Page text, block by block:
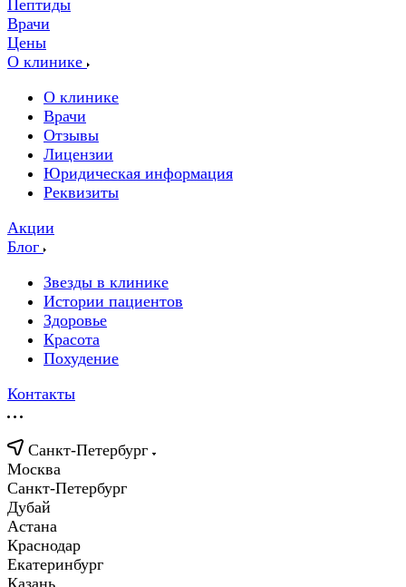
Пептиды
Врачи
Цены
О клинике
О клинике
Врачи
Отзывы
Лицензии
Юридическая информация
Реквизиты
Акции
Блог
Звезды в клинике
Истории пациентов
Здоровье
Красота
Похудение
Контакты
Санкт-Петербург
Москва
Санкт-Петербург
Дубай
Астана
Краснодар
Екатеринбург
Казань